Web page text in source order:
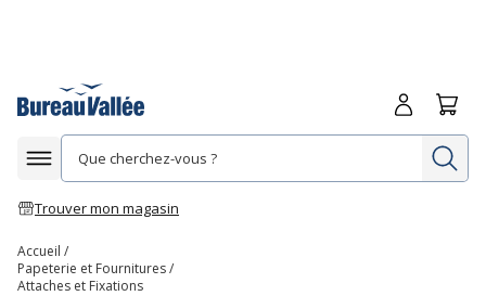
Afficher la navigation
Trouver mon magasin
Me
Accueil
Papeterie et Fournitures
Attaches et Fixations